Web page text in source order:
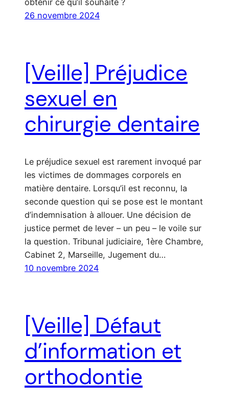
obtenir ce qu’il souhaite ?
26 novembre 2024
[Veille] Préjudice
sexuel en
chirurgie dentaire
Le préjudice sexuel est rarement invoqué par
les victimes de dommages corporels en
matière dentaire. Lorsqu’il est reconnu, la
seconde question qui se pose est le montant
d’indemnisation à allouer. Une décision de
justice permet de lever – un peu – le voile sur
la question. Tribunal judiciaire, 1ère Chambre,
Cabinet 2, Marseille, Jugement du…
10 novembre 2024
[Veille] Défaut
d’information et
orthodontie